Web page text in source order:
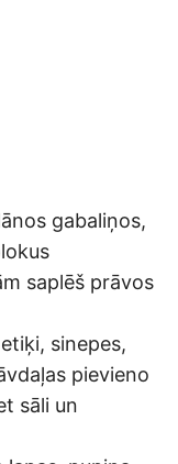
gabaliņos,
saplēš prāvos
sinepes,
pievieno
sāli un